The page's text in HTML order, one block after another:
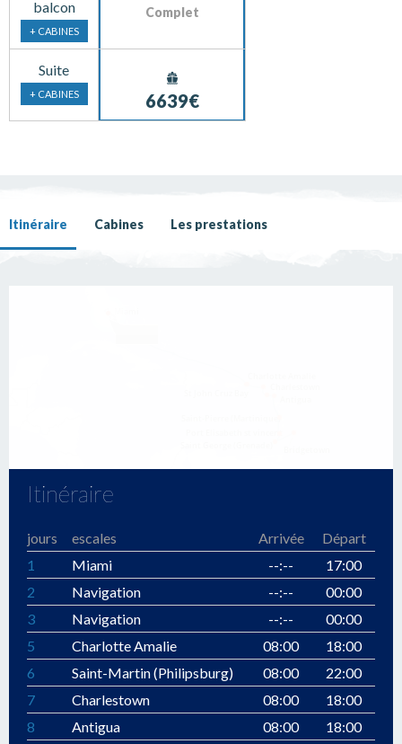
balcon
+ CABINES
Suite
+ CABINES
Complet
6639€
Itinéraire Cabines Les prestations
Itinéraire
jours escales Arrivée
Départ
1
Miami --:--
17:00
2
Navigation --:--
00:00
3
Navigation --:--
00:00
5
Charlotte Amalie 08:00
18:00
6
Saint-Martin (Philipsburg) 08:00
22:00
7
Charlestown 08:00
18:00
8
Antigua 08:00
18:00